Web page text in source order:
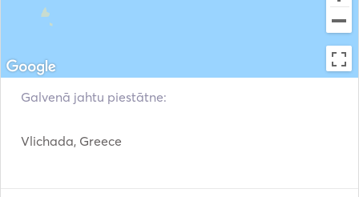
Galvenā jahtu piestātne:
Vlichada, Greece